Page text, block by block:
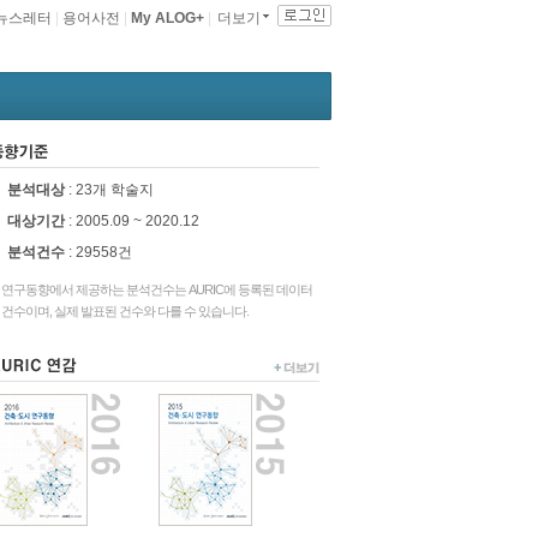
더보기
My ALOG+
용어사전
스레터
향기준
분석대상: 23개 학술지
대상기간: 2005.09 ~ 2020.12
분석건수 : 29558건
연구동향에서 제공하는 분석건수는 AURIC에 등록된 데이터
건수이며, 실제 발표된 건수와 다를 수 있습니다.
연감